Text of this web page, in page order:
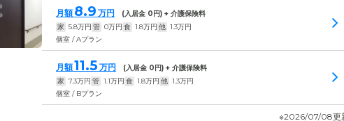
月額 8.9 万円 (入居金 0円) + 介護保険料
家 5.8万円 管 0万円 食 1.8万円 他 1.3万円
個室 / Aプラン
月額11.5 万円 (入居金 0円) + 介護保険料
家 7.3万円 管 1.1万円 食 1.8万円 他 1.3万円
個室 / Bプラン
※2026/07/08更